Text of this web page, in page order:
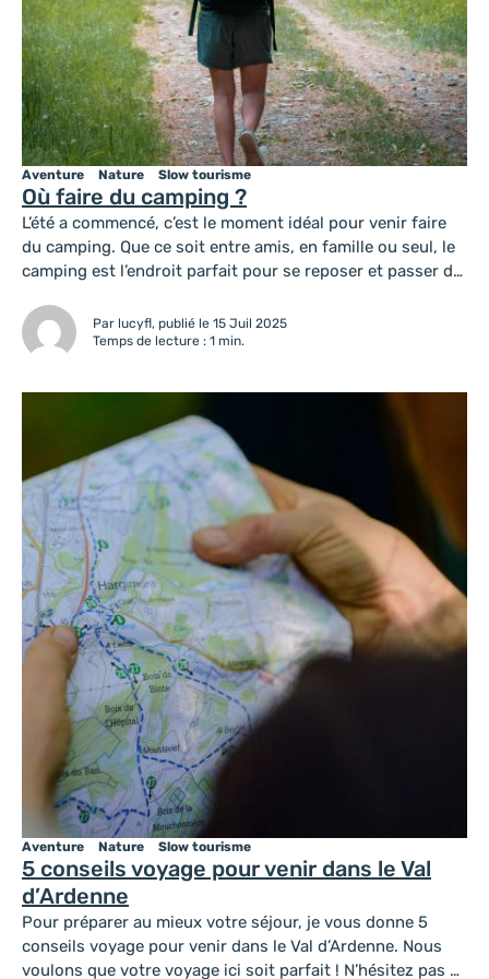
Où faire du camping ?
Aventure Nature Slow tourisme
L’été a commencé, c’est le moment idéal pour venir faire
du camping. Que ce soit entre amis, en famille ou seul, le
camping est l’endroit parfait pour se reposer et passer de
du territoire et bien plus… Si vous êtes en camping-car
vous êtes les bienvenus...
Par lucyfl, publié le 15 Juil 2025
Temps de lecture : 1 min.
5 conseils voyage pour venir dans le Val
d’Ardenne
Aventure Nature Slow tourisme
Pour préparer au mieux votre séjour, je vous donne 5
conseils voyage pour venir dans le Val d’Ardenne. Nous
voulons que votre voyage ici soit parfait ! N’hésitez pas à